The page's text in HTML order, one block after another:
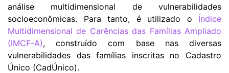
análise multidimensional de vulnerabilidades
socioeconômicas. Para tanto, é utilizado o Índice
Multidimensional de Carências das Famílias Ampliado
(IMCF-A), construído com base nas diversas
vulnerabilidades das famílias inscritas no Cadastro
Único (CadÚnico).